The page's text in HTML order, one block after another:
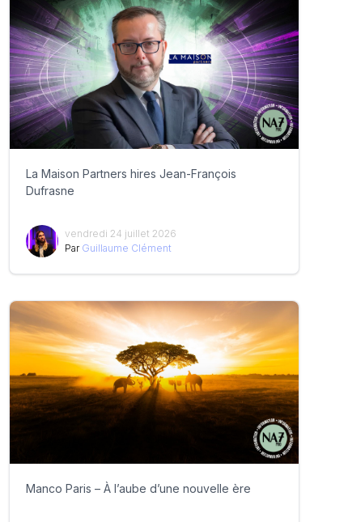
La Maison Partners hires Jean-François
Dufrasne
vendredi 24 juillet 2026
Par Guillaume Clément
Manco Paris – À l’aube d’une nouvelle ère